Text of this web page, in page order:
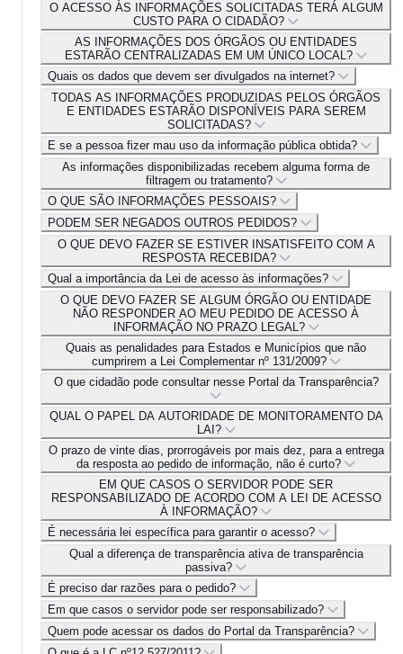
O ACESSO ÀS INFORMAÇÕES SOLICITADAS TERÁ ALGUM
CUSTO PARA O CIDADÃO?
AS INFORMAÇÕES DOS ÓRGÃOS OU ENTIDADES
ESTARÃO CENTRALIZADAS EM UM ÚNICO LOCAL?
Quais os dados que devem ser divulgados na internet?
TODAS AS INFORMAÇÕES PRODUZIDAS PELOS ÓRGÃOS
E ENTIDADES ESTARÃO DISPONÍVEIS PARA SEREM
SOLICITADAS?
E se a pessoa fizer mau uso da informação pública obtida?
As informações disponibilizadas recebem alguma forma de
filtragem ou tratamento?
O QUE SÃO INFORMAÇÕES PESSOAIS?
PODEM SER NEGADOS OUTROS PEDIDOS?
O QUE DEVO FAZER SE ESTIVER INSATISFEITO COM A
RESPOSTA RECEBIDA?
Qual a importância da Lei de acesso às informações?
O QUE DEVO FAZER SE ALGUM ÓRGÃO OU ENTIDADE
NÃO RESPONDER AO MEU PEDIDO DE ACESSO À
INFORMAÇÃO NO PRAZO LEGAL?
Quais as penalidades para Estados e Municípios que não
cumprirem a Lei Complementar nº 131/2009?
O que cidadão pode consultar nesse Portal da Transparência?
QUAL O PAPEL DA AUTORIDADE DE MONITORAMENTO DA
LAI?
O prazo de vinte dias, prorrogáveis por mais dez, para a entrega
da resposta ao pedido de informação, não é curto?
EM QUE CASOS O SERVIDOR PODE SER
RESPONSABILIZADO DE ACORDO COM A LEI DE ACESSO
À INFORMAÇÃO?
É necessária lei específica para garantir o acesso?
Qual a diferença de transparência ativa de transparência
passiva?
É preciso dar razões para o pedido?
Em que casos o servidor pode ser responsabilizado?
Quem pode acessar os dados do Portal da Transparência?